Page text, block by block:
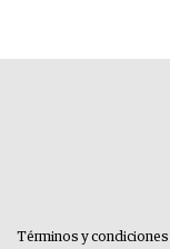
Términos y condiciones